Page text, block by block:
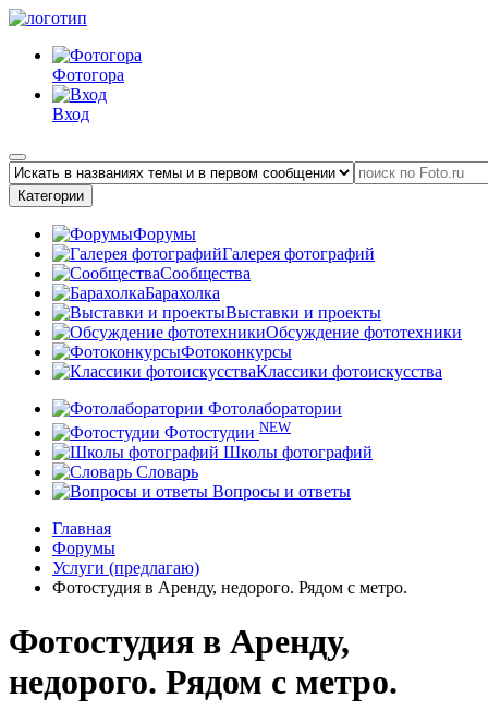
Фотогора
Вход
Категории
Форумы
Галерея фотографий
Сообщества
Барахолка
Выставки и проекты
Обсуждение фототехники
Фотоконкурсы
Классики фотоискусства
Фотолаборатории
Фотостудии NEW
Школы фотографий
Словарь
Вопросы и ответы
Главная
Форумы
Услуги (предлагаю)
Фотостудия в Аренду, недорого. Рядом с метро.
Фотостудия в Аренду,
недорого. Рядом с метро.